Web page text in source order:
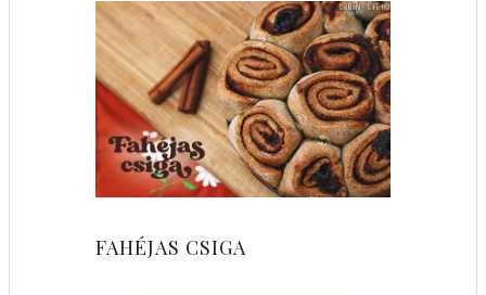
FAHÉJAS CSIGA